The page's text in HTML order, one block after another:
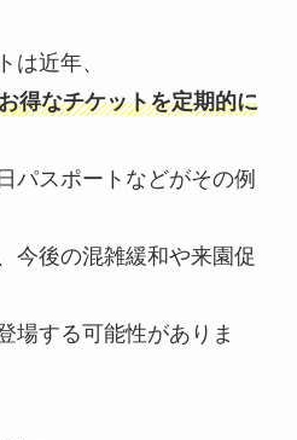
は近年、
得なチケットを定期的に
パスポートなどがその例
今後の混雑緩和や来園促
場する可能性がありま